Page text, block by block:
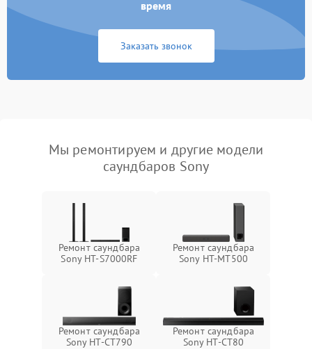
время
Заказать звонок
Мы ремонтируем и другие модели
саундбаров Sony
Ремонт саундбара
Sony HT-S7000RF
Ремонт саундбара
Sony HT-MT500
Ремонт саундбара
Sony HT-CT790
Ремонт саундбара
Sony HT-CT80